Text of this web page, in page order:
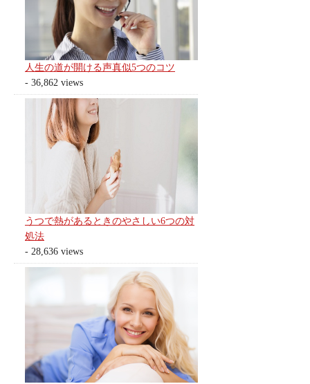
人生の道が開ける声真似5つのコツ
- 36,862 views
うつで熱があるときのやさしい6つの対
処法
- 28,636 views